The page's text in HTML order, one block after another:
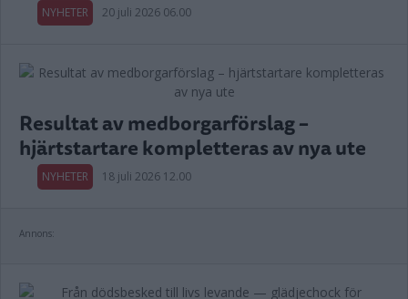
NYHETER 20 juli 2026 06.00
Resultat av medborgarförslag –
hjärtstartare kompletteras av nya ute
NYHETER 18 juli 2026 12.00
Annons: